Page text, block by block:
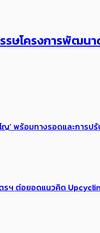
ษโครงการพัฒน
ญ’ พร้อมทางรอดและการป
รฯ ต่อยอดแนวคิด